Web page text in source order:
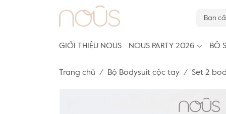
GIỚI THIỆU NOUS NOUS PARTY 2026 BỘ
Trang chủ Bộ Bodysuit cộc tay Set 2